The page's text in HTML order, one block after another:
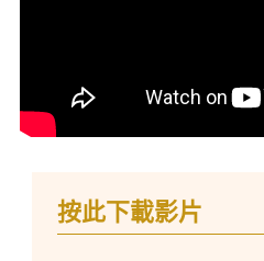
按此下載影片